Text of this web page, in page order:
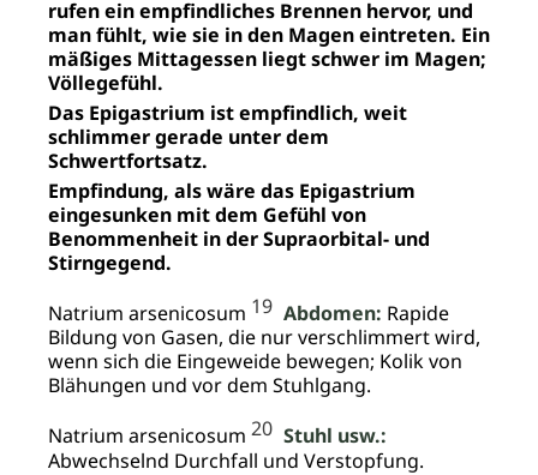
rufen ein empfindliches Brennen hervor, und
man fühlt, wie sie in den Magen eintreten. Ein
mäßiges Mittagessen liegt schwer im Magen;
Völlegefühl.
Das Epigastrium ist empfindlich, weit
schlimmer gerade unter dem
Schwertfortsatz.
Empfindung, als wäre das Epigastrium
eingesunken mit dem Gefühl von
Benommenheit in der Supraorbital- und
Stirngegend.
Natrium arsenicosum 19 Abdomen: Rapide
Bildung von Gasen, die nur verschlimmert wird,
wenn sich die Eingeweide bewegen; Kolik von
Blähungen und vor dem Stuhlgang.
Natrium arsenicosum 20 Stuhl usw.:
Abwechselnd Durchfall und Verstopfung.